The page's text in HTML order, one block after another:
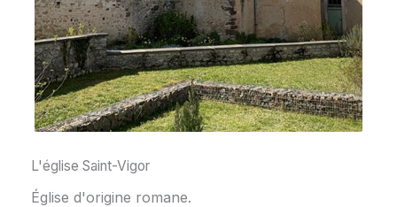
L'église Saint-Vigor
Église d'origine romane.